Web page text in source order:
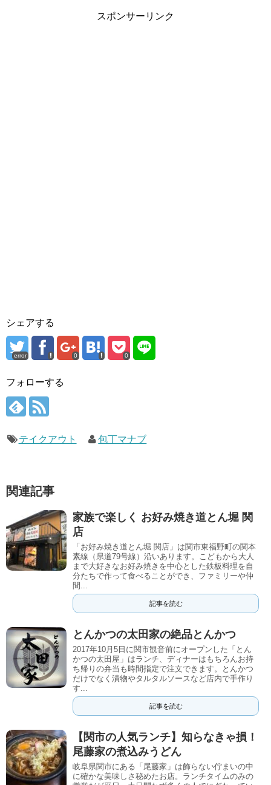
スポンサーリンク
シェアする
error 0 0
フォローする
テイクアウト 包丁マナブ
関連記事
家族で楽しく お好み焼き道とん堀 関
店
「お好み焼き道とん堀 関店」は関市東福野町の関本
素線（県道79号線）沿いあります。こどもから大人
まで大好きなお好み焼きを中心とした鉄板料理を自
分たちで作って食べることができ、ファミリーや仲
間...
記事を読む
とんかつの太田家の絶品とんかつ
2017年10月5日に関市観音前にオープンした「とん
かつの太田屋」はランチ、ディナーはもちろんお持
ち帰りの弁当も時間指定で注文できます。とんかつ
だけでなく漬物やタルタルソースなど店内で手作り
す...
記事を読む
【関市の人気ランチ】知らなきゃ損！
尾藤家の煮込みうどん
岐阜県関市にある「尾藤家」は飾らない佇まいの中
に確かな美味しさ秘めたお店。ランチタイムのみの